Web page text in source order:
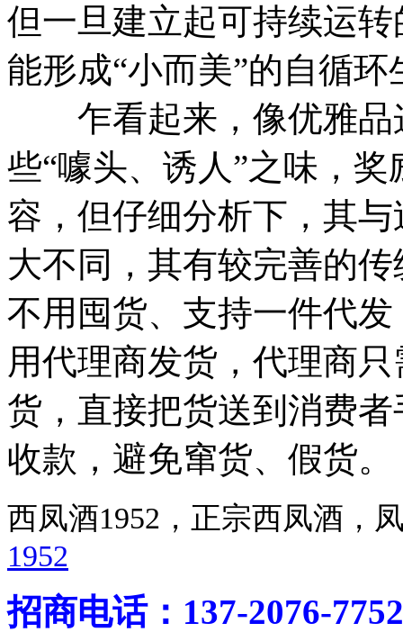
但一旦建立起可持续运
能形成“小而美”的自循环
乍看起来，像优雅品
些“噱头、诱人”之味，
容，但仔细分析下，其
大不同，其有较完善的
不用囤货、支持一件代
用代理商发货，代理商
货，直接把货送到消费
收款，避免窜货、假货。
西凤酒1952，正宗西凤酒
1952
招商电话：137-2076-7752